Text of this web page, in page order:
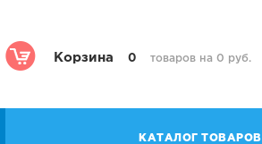
Корзина 0 товаров на 0 руб.
КАТАЛОГ ТОВАРОВ